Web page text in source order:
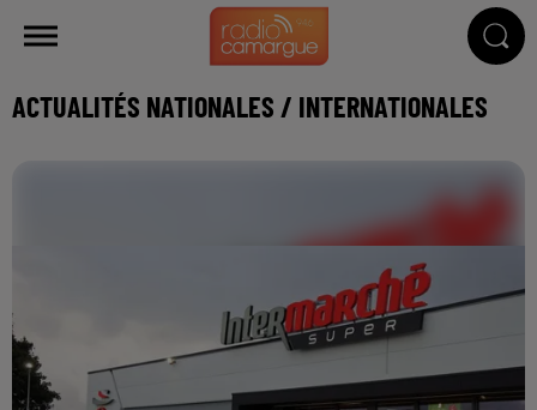
ACTUALITÉS NATIONALES / INTERNATIONALES